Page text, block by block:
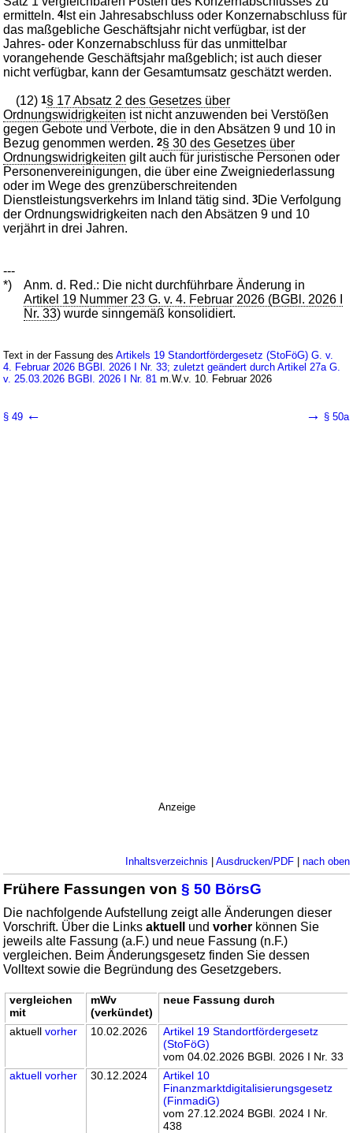
ermitteln.4Ist ein Jahresabschluss oder Konzernabschluss für
das maßgebliche Geschäftsjahr nicht verfügbar, ist der
Jahres- oder Konzernabschluss für das unmittelbar
vorangehende Geschäftsjahr maßgeblich; ist auch dieser
nicht verfügbar, kann der Gesamtumsatz geschätzt werden.
(12)1§ 17 Absatz 2 des Gesetzes über
Ordnungswidrigkeiten ist nicht anzuwenden bei Verstößen
gegen Gebote und Verbote, die in den Absätzen 9 und 10 in
Bezug genommen werden.2§ 30 des Gesetzes über
Ordnungswidrigkeiten gilt auch für juristische Personen oder
Personenvereinigungen, die über eine Zweigniederlassung
oder im Wege des grenzüberschreitenden
Dienstleistungsverkehrs im Inland tätig sind.3Die Verfolgung
der Ordnungswidrigkeiten nach den Absätzen 9 und 10
verjährt in drei Jahren.
---
*)
Anm. d. Red.: Die nicht durchführbare Änderung in
Artikel 19 Nummer 23 G. v. 4. Februar 2026 (BGBl. 2026 I
Nr. 33) wurde sinngemäß konsolidiert.
Text in der Fassung desArtikels 19 Standortfördergesetz (StoFöG) G. v.
4. Februar 2026 BGBl. 2026 I Nr. 33; zuletzt geändert durch Artikel 27a G.
v. 25.03.2026 BGBl. 2026 I Nr. 81 m.W.v. 10. Februar 2026
§ 49 ← → § 50a
Anzeige
Inhaltsverzeichnis | Ausdrucken/PDF| nach oben
Frühere Fassungen von§ 50 BörsG
Die nachfolgende Aufstellung zeigt alle Änderungen dieser
Vorschrift. Über die Linksaktuell undvorher können Sie
jeweils alte Fassung (a.F.) und neue Fassung (n.F.)
vergleichen. Beim Änderungsgesetz finden Sie dessen
Volltext sowie die Begründung des Gesetzgebers.
vergleichen
mit
mWv
(verkündet)
neue Fassung durch
aktuellvorher 10.02.2026
Artikel 19 Standortfördergesetz
(StoFöG)
vom 04.02.2026 BGBl. 2026 I Nr. 33
aktuell vorher 30.12.2024
Artikel 10
Finanzmarktdigitalisierungsgesetz
(FinmadiG)
vom 27.12.2024 BGBl. 2024 I Nr.
438